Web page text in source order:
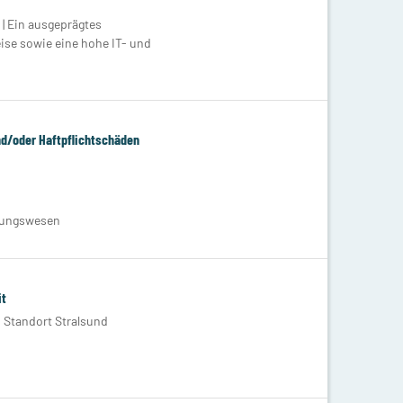
Ein ausgeprägtes
sowie eine hohe IT- und
oder Haftpflichtschäden
Stralsund